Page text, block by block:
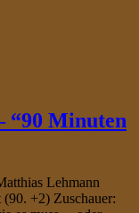
“90 Minuten
Lehmann
+2) Zuschauer: